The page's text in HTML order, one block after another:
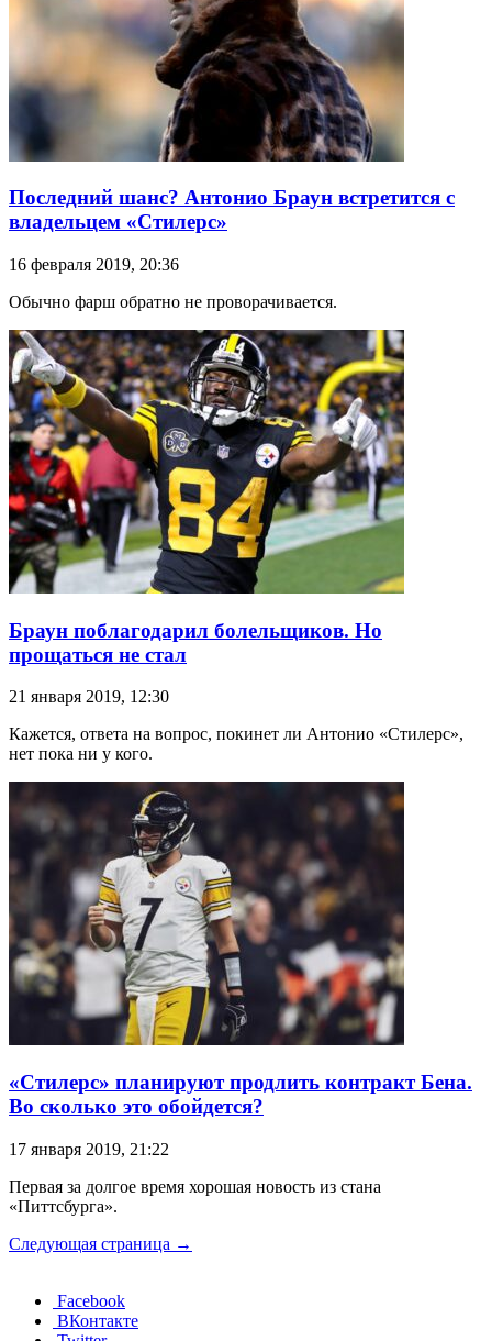
Последний шанс? Антонио Браун встретится с
владельцем «Стилерс»
16 февраля 2019, 20:36
Обычно фарш обратно не проворачивается.
Браун поблагодарил болельщиков. Но
прощаться не стал
21 января 2019, 12:30
Кажется, ответа на вопрос, покинет ли Антонио «Стилерс»,
нет пока ни у кого.
«Стилерс» планируют продлить контракт Бена.
Во сколько это обойдется?
17 января 2019, 21:22
Первая за долгое время хорошая новость из стана
«Питтсбурга».
Следующая страница →
Facebook
ВКонтакте